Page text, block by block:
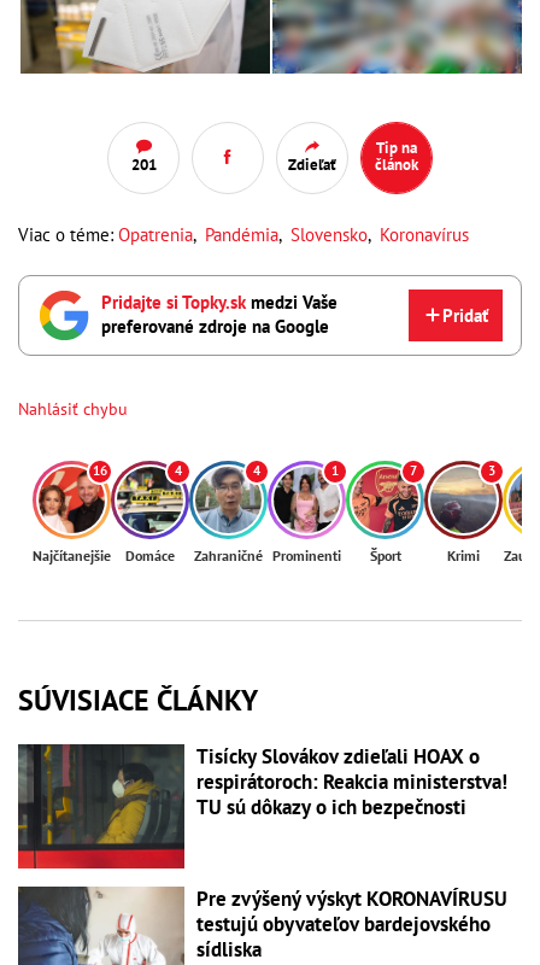
201 Zdieľať
Tip na
článok
Viac o téme: Opatrenia, Pandémia, Slovensko, Koronavírus
Pridajte si Topky.skmedzi Vaše
preferované zdroje na Google
Pridať
Nahlásiť chybu
16
Najčítanejšie
4
Domáce
4
Zahraničné
1
Prominenti
7
Šport
3
Krimi
SÚVISIACE ČLÁNKY
Tisícky Slovákov zdieľali HOAX o
respirátoroch: Reakcia ministerstva!
TU sú dôkazy o ich bezpečnosti
Pre zvýšený výskyt KORONAVÍRUSU
testujú obyvateľov bardejovského
sídliska